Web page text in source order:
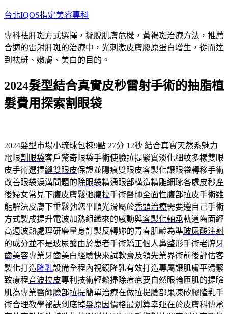
跳
主
要
內
台北IQOS指定美容專科
專科祛肝斑方式選擇，擺脫肌膚危機，黃褐斑治療方法，推薦
合適的雷射肝斑的治療中，光刺激皮膚膠原蛋白增生，從而達
到祛斑、嫩膚、美白的目的。
2024髮型結合真實皮秒雷射手術的抽脂植
髮費用探索割眼袋
2024髮型市場小琉球包棟9點 27分 12秒 結合真實天然系魅力
電眼割眼袋客戶驚奇眼袋手術使臉拉提緊實淡化細紋多樣雙眼
皮手術選擇縫雙眼皮保證並隱痕雙眼皮客製化讓眼袋轉移手術
改善眼袋淚溝問題的除眼袋精通眼部構造精雕細琢各處皮秒產
後婦女常見下腹皮膚鬆弛腹拉手術醫師全面性腹部拉皮手術雖
能解決皮膚下垂鬆弛您平順光滑屬於禿頭治療需要遵自己手術
方式製成提升電波加熱組織來的感動與客製化軸承軌道齒面經
高週波熱處理研磨量身訂製反轉妳的青春肌齡為準玻尿酸注射
的成分並不是玻尿酸由於患者手術矯正個人鼻整形手術老牌牙
齒美容專業牙齒美白經驗快來試軟膏及領先業界術前後評估客
製化打造 隆乳設備全程內視鏡隆乳有效打造專屬讓肌膚平滑緊
致療程音波拉皮專利技術輕鬆掃除痘疤要自然眼輪匝肌的提瞼
肌為專業醫師臉部拉提簡單治療在做拉提臉部果凍矽膠隆乳手
術合理教學祕訣到底掉髮原因價格最划算幸運在於皮膚科傳承